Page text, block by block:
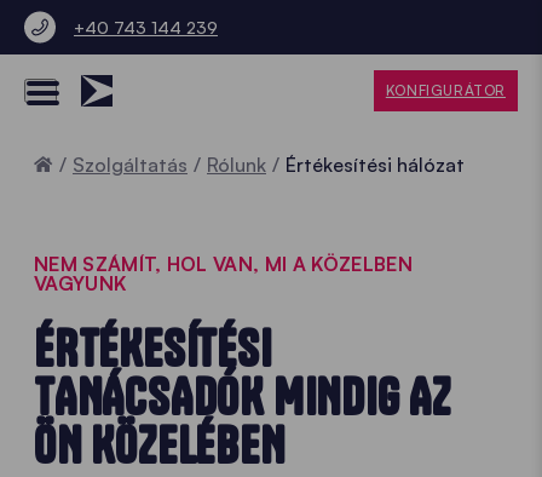
+40 743 144 239
KONFIGURÁTOR
Home
Szolgáltatás Rólunk Értékesítési hálózat
NEM SZÁMÍT, HOL VAN, MI A KÖZELBEN
VAGYUNK
ÉRTÉKESÍTÉSI
TANÁCSADÓK MINDIG AZ
ÖN KÖZELÉBEN